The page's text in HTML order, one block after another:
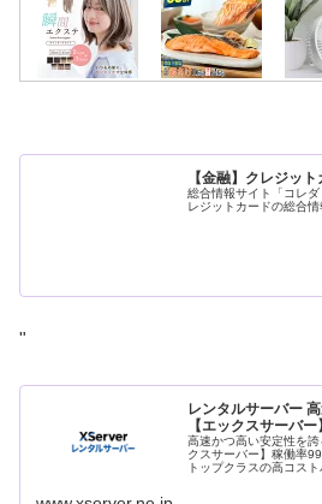
【金融】クレジッ
総合情報サイト「コレ
レジットカードの総合情
"
レンタルサーバー
【エックスサーバー
高速かつ高い安定性を
クスサーバー】稼働率
トップクラスの高コス